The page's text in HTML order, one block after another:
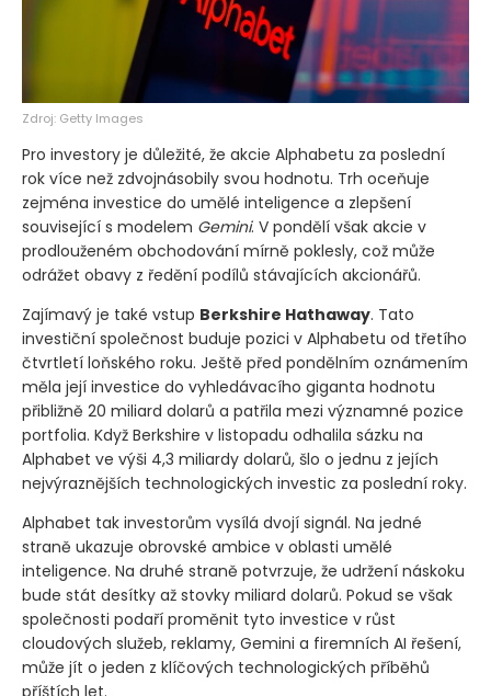
Zdroj: Getty Images
Pro investory je důležité, že akcie Alphabetu za poslední
rok více než zdvojnásobily svou hodnotu. Trh oceňuje
zejména investice do umělé inteligence a zlepšení
související s modelem Gemini. V pondělí však akcie v
prodlouženém obchodování mírně poklesly, což může
odrážet obavy z ředění podílů stávajících akcionářů.
Zajímavý je také vstup Berkshire Hathaway. Tato
investiční společnost buduje pozici v Alphabetu od třetího
čtvrtletí loňského roku. Ještě před pondělním oznámením
měla její investice do vyhledávacího giganta hodnotu
přibližně 20 miliard dolarů a patřila mezi významné pozice
portfolia. Když Berkshire v listopadu odhalila sázku na
Alphabet ve výši 4,3 miliardy dolarů, šlo o jednu z jejích
nejvýraznějších technologických investic za poslední roky.
Alphabet tak investorům vysílá dvojí signál. Na jedné
straně ukazuje obrovské ambice v oblasti umělé
inteligence. Na druhé straně potvrzuje, že udržení náskoku
bude stát desítky až stovky miliard dolarů. Pokud se však
společnosti podaří proměnit tyto investice v růst
cloudových služeb, reklamy, Gemini a firemních AI řešení,
může jít o jeden z klíčových technologických příběhů